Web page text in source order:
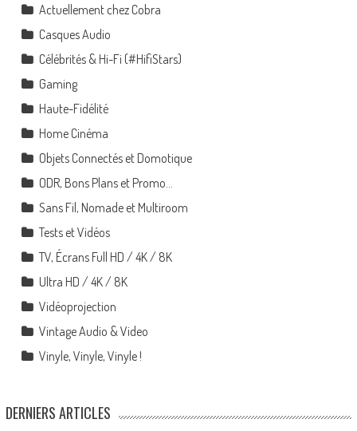
Actuellement chez Cobra
Casques Audio
Célébrités & Hi-Fi (#HifiStars)
Gaming
Haute-Fidélité
Home Cinéma
Objets Connectés et Domotique
ODR, Bons Plans et Promo…
Sans Fil, Nomade et Multiroom
Tests et Vidéos
TV, Écrans Full HD / 4K / 8K
Ultra HD / 4K / 8K
Vidéoprojection
Vintage Audio & Video
Vinyle, Vinyle, Vinyle !
DERNIERS ARTICLES